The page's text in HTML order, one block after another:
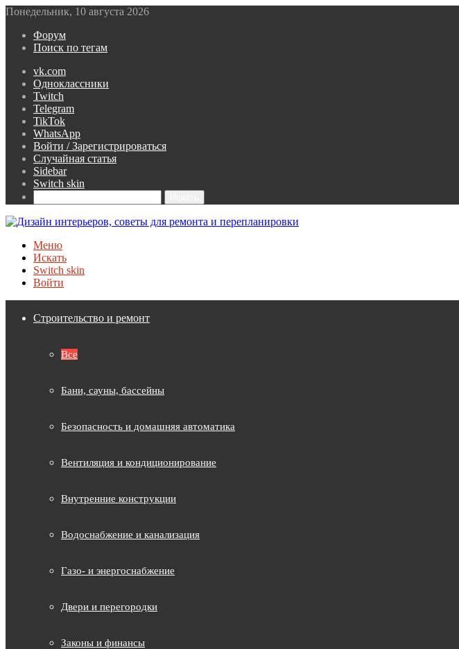
Понедельник, 10 августа 2026
Форум
Поиск по тегам
vk.com
Одноклассники
Twitch
Telegram
TikTok
WhatsApp
Войти / Зарегистрироваться
Случайная статья
Sidebar
Switch skin
Меню
Искать
Switch skin
Войти
Строительство и ремонт
Все
Бани, сауны, бассейны
Безопасность и домашняя автоматика
Вентиляция и кондиционирование
Внутренние конструкции
Водоснабжение и канализация
Газо- и энергоснабжение
Двери и перегородки
Законы и финансы